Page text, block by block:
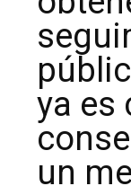
ya es
un